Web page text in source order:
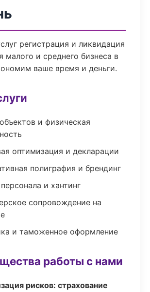
регистрация и ликвидация
малого и среднего бизнеса в
ваше время и деньги.
и физическая
оптимизация и декларации
полиграфия и брендинг
и хантинг
сопровождение на
и таможенное оформление
работы с нами
рисков: страхование